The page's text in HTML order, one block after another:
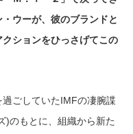
ウーが、彼のブランドと
ションをひっさげてこの
ごしていたIMFの凄腕諜
)のもとに、組織から新た